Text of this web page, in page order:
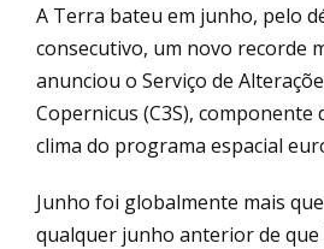
A Terra bateu em junho, pelo
consecutivo, um novo recorde
anunciou o Serviço de
Copernicus (C3S),
clima do programa espacial
Junho foi globalmente mais
qualquer junho anterior de que